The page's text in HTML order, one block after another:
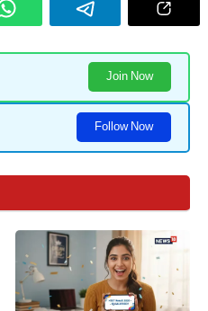
Join Now
Follow Now